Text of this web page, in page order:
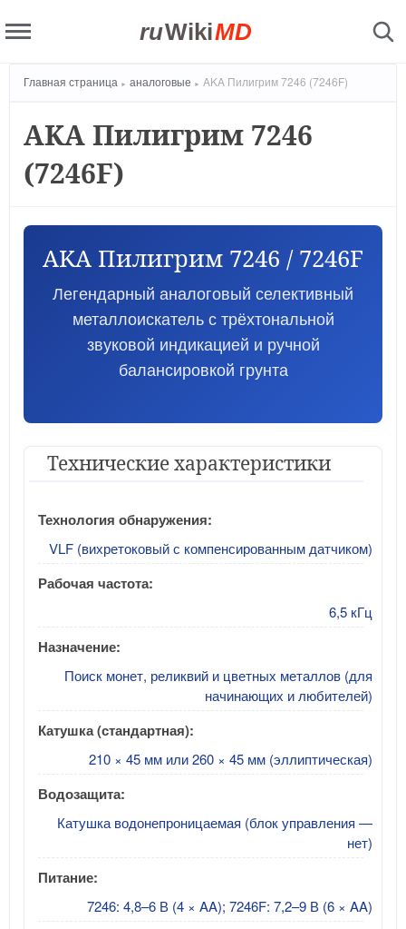
ruWikiMD
Главная страница аналоговые AKA Пилигрим 7246 (7246F)
AKA Пилигрим 7246
(7246F)
AKA Пилигрим 7246 / 7246F
Легендарный аналоговый селективный
металлоискатель с трёхтональной
звуковой индикацией и ручной
балансировкой грунта
Технические характеристики
Технология обнаружения:
VLF (вихретоковый с компенсированным датчиком)
Рабочая частота:
6,5 кГц
Назначение:
Поиск монет, реликвий и цветных металлов (для
начинающих и любителей)
Катушка (стандартная):
210 × 45 мм или 260 × 45 мм (эллиптическая)
Водозащита:
Катушка водонепроницаемая (блок управления —
нет)
Питание:
7246: 4,8–6 В (4 × AA); 7246F: 7,2–9 В (6 × AA)